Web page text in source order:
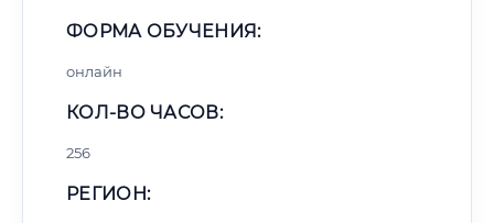
ФОРМА ОБУЧЕНИЯ:
онлайн
КОЛ-ВО ЧАСОВ:
256
РЕГИОН: